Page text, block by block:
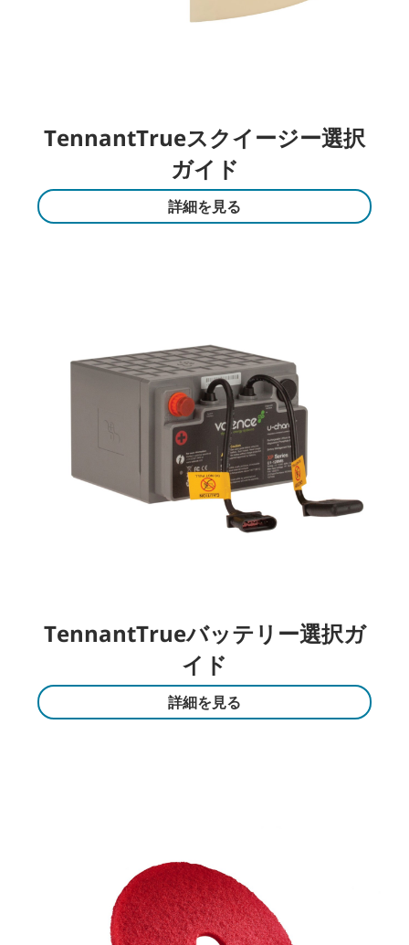
TennantTrueスクイージー選択
ガイド
詳細を見る
TennantTrueバッテリー選択ガ
イド
詳細を見る